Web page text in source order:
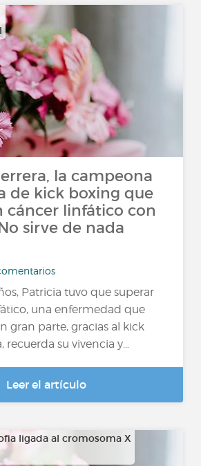
la campeona
de kick boxing que
cáncer linfático con
sirve de nada
Patricia tuvo que superar
una enfermedad que
gran parte, gracias al kick
recuerda su vivencia y…
Leer el artículo
ligada al cromosoma X